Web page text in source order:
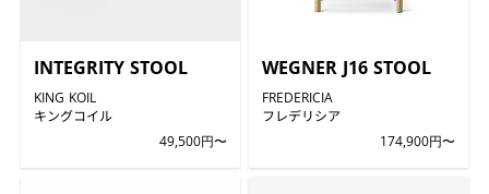
INTEGRITY STOOL
KING KOIL
キングコイル
49,500円〜
WEGNER J16 STOOL
FREDERICIA
フレデリシア
174,900円〜